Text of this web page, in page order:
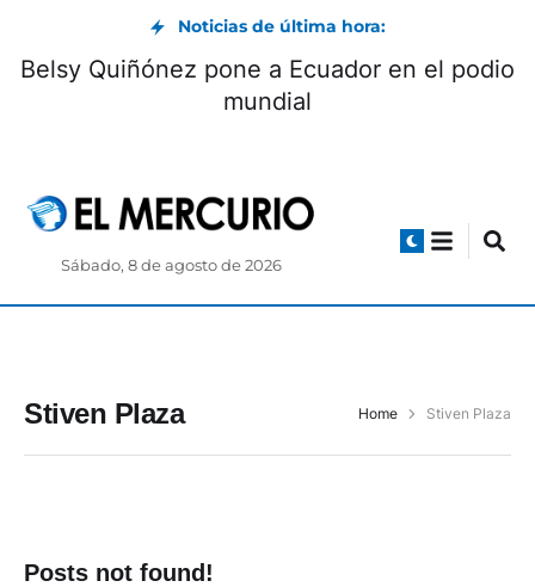
Noticias de última hora:
Belsy Quiñónez pone a Ecuador en el podio
mundial
Sábado, 8 de agosto de 2026
Stiven Plaza Home Stiven Plaza
Posts not found!